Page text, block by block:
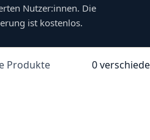
Nutzer:innen. Die
ist kostenlos.
Produkte 0